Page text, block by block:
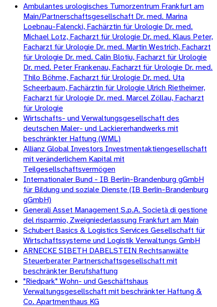
Ambulantes urologisches Tumorzentrum Frankfurt am
Main/Partnerschaftsgesellschaft Dr. med. Marina
Loebnau-Falencki, Fachärztin für Urologie Dr. med.
Michael Lotz, Facharzt für Urologie Dr. med. Klaus Peter,
Facharzt für Urologie Dr. med. Martin Westrich, Facharzt
für Urologie Dr. med. Calin Blotiu, Facharzt für Urologie
Dr. med. Peter Frankenau, Facharzt für Urologie Dr. med.
Thilo Böhme, Facharzt für Urologie Dr. med. Uta
Scheerbaum, Fachärztin für Urologie Ulrich Rietheimer,
Facharzt für Urologie Dr. med. Marcel Zöllau, Facharzt
für Urologie
Wirtschafts- und Verwaltungsgesellschaft des
deutschen Maler- und Lackiererhandwerks mit
beschränkter Haftung (WML)
Allianz Global Investors Investmentaktiengesellschaft
mit veränderlichem Kapital mit
Teilgesellschaftsvermögen
Internationaler Bund - IB Berlin-Brandenburg gGmbH
für Bildung und soziale Dienste (IB Berlin-Brandenburg
gGmbH)
Generali Asset Management S.p.A. Società di gestione
del risparmio, Zweigniederlassung Frankfurt am Main
Schubert Basics & Logistics Services Gesellschaft für
Wirtschaftssysteme und Logistik Verwaltungs GmbH
ARNECKE SIBETH DABELSTEIN Rechtsanwälte
Steuerberater Partnerschaftsgesellschaft mit
beschränkter Berufshaftung
"Riedpark" Wohn- und Geschäftshaus
Verwaltungsgesellschaft mit beschränkter Haftung &
Co. Apartmenthaus KG